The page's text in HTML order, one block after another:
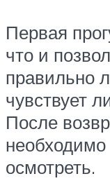
Первая
что и
правильно
чувствует
После
осмотреть.